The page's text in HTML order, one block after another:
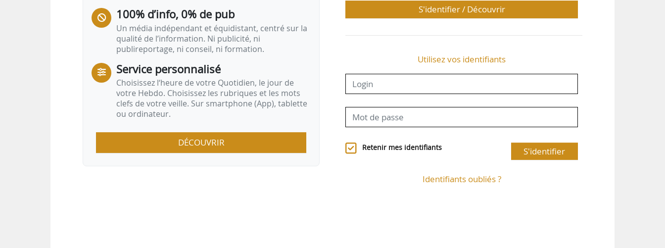
100% d’info, 0% de pub
Un média indépendant et équidistant, centré sur la
qualité de l’information. Ni publicité, ni
publireportage, ni conseil, ni formation.
Service personnalisé
Choisissez l‘heure de votre Quotidien, le jour de
votre Hebdo. Choisissez les rubriques et les mots
clefs de votre veille. Sur smartphone (App), tablette
ou ordinateur.
DÉCOUVRIR
S'identifier / Découvrir
Utilisez vos identifiants
Retenir mes identifiants S'identifier
Identifiants oubliés ?